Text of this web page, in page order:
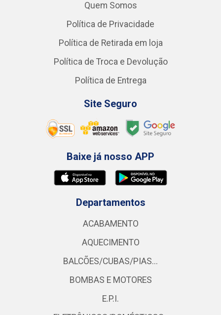
Quem Somos
Política de Privacidade
Política de Retirada em loja
Política de Troca e Devolução
Política de Entrega
Site Seguro
Baixe já nosso APP
Departamentos
ACABAMENTO
AQUECIMENTO
BALCÕES/CUBAS/PIAS...
BOMBAS E MOTORES
E.P.I.